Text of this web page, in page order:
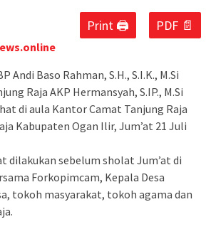
Print 🖨 PDF 📄
Andi Baso Rahman, S.H., S.I.K., M.Si
Raja AKP Hermansyah, S.IP., M.Si
di aula Kantor Camat Tanjung Raja
Kabupaten Ogan Ilir, Jum’at 21 Juli
dilakukan sebelum sholat Jum’at di
Forkopimcam, Kepala Desa
tokoh masyarakat, tokoh agama dan